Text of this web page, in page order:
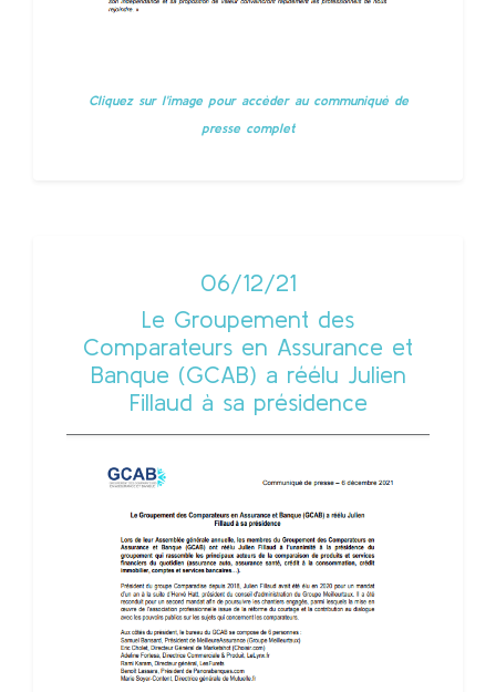
Cliquez sur l'image pour accèder au communiqué de
presse complet
06/12/21
Le Groupement des
Comparateurs en Assurance et
Banque (GCAB) a réélu Julien
Fillaud à sa présidence